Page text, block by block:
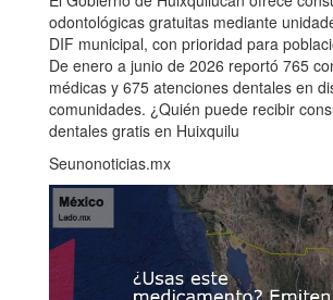
odontológicas gratuitas mediante
DIF municipal, con prioridad para
De enero a junio de 2026 reportó 765
médicas y 675 atenciones dentales en
comunidades. ¿Quién puede recibir
dentales gratis en Huixquilu
Seunonoticias.mx